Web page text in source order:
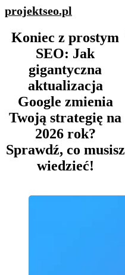
projektseo.pl
Koniec z prostym
SEO: Jak
gigantyczna
aktualizacja
Google zmienia
Twoją strategię na
2026 rok?
Sprawdź, co musisz
wiedzieć!